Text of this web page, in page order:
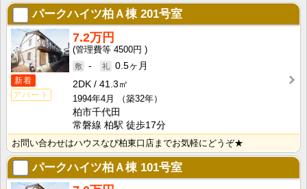
パークハイツ柏Ａ棟 201号室
新着
アパート
7.2万円
4500円
-
0.5ヶ月
2DK
41.3㎡
1994年4月
（築32年）
柏市千代田
常磐線 柏駅 徒歩17分
お問い合わせはハウスなび柏東口店までお気軽にどうぞ★
パークハイツ柏Ａ棟 101号室